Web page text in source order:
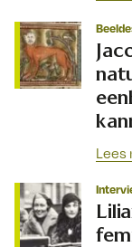
Lees